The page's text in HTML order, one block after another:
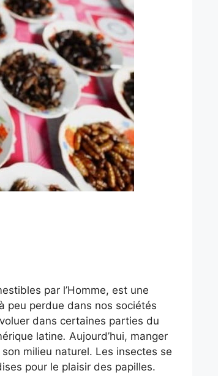
par l’Homme, est une
peu perdue dans nos sociétés
dans certaines parties du
latine. Aujourd’hui, manger
milieu naturel. Les insectes se
pour le plaisir des papilles.